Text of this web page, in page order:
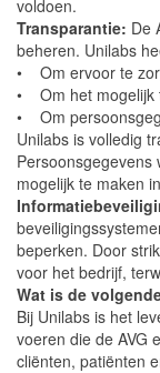
voldoen.
Transparantie: De
beheren. Unilabs
• Om ervoor te
• Om het mogelijk
• Om
Unilabs is volledig
mogelijk te maken
beperken. Door
voor het bedrijf,
Wat is de
Bij Unilabs is het
voeren die de AVG
cliënten, patiënten